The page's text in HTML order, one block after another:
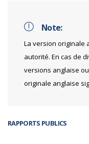
RAPPORTS PUBLICS
Note:
La version originale
autorité. En cas de
versions anglaise
originale anglaise